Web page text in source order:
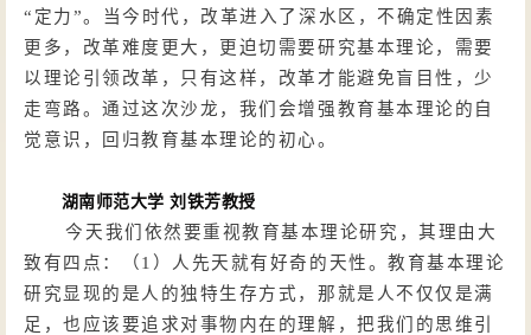
“定力”。当今时代，改革进入了深水区，不确定性因素
更多，改革难度更大，更迫切需要研究基本理论，需要
以理论引领改革，只有这样，改革才能避免盲目性，少
走弯路。通过这次沙龙，我们会增强教育基本理论的自
觉意识，回归教育基本理论的初心。
湖南师范大学 刘铁芳教授
今天我们依然要重视教育基本理论研究，其理由大
致有四点：（ 1）人先天就有好奇的天性。教育基本理论
研究显现的是人的独特生存方式，那就是人不仅仅是满
足，也应该要追求对事物内在的理解，把我们的思维引